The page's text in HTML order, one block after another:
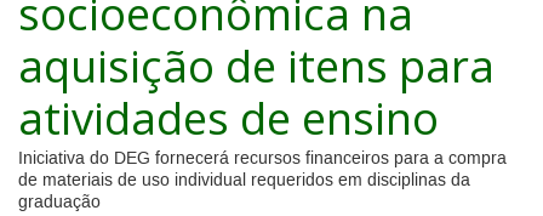
socioeconômica na
aquisição de itens para
atividades de ensino
Iniciativa do DEG fornecerá recursos financeiros para a compra
de materiais de uso individual requeridos em disciplinas da
graduação